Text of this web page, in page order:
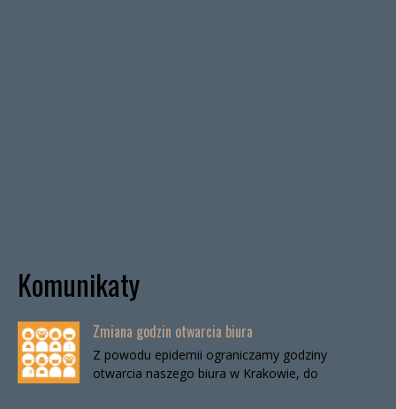
Komunikaty
Zmiana godzin otwarcia biura
Z powodu epidemii ograniczamy godziny
otwarcia naszego biura w Krakowie, do